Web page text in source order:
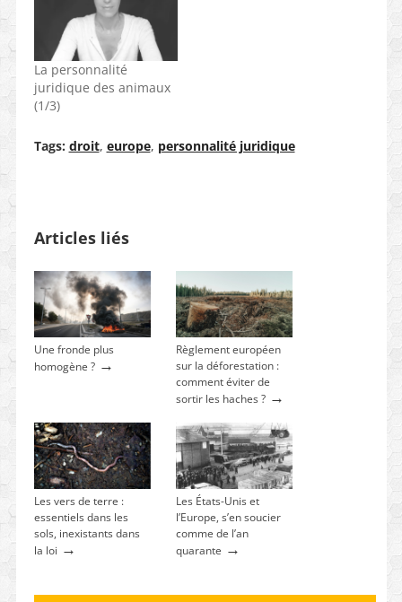
La personnalité
juridique des animaux
(1/3)
Tags: droit, europe, personnalité juridique
Articles liés
Une fronde plus
homogène ?→
Règlement européen
sur la déforestation :
comment éviter de
sortir les haches ?→
Les vers de terre :
essentiels dans les
sols, inexistants dans
la loi →
Les États-Unis et
l’Europe, s’en soucier
comme de l’an
quarante →